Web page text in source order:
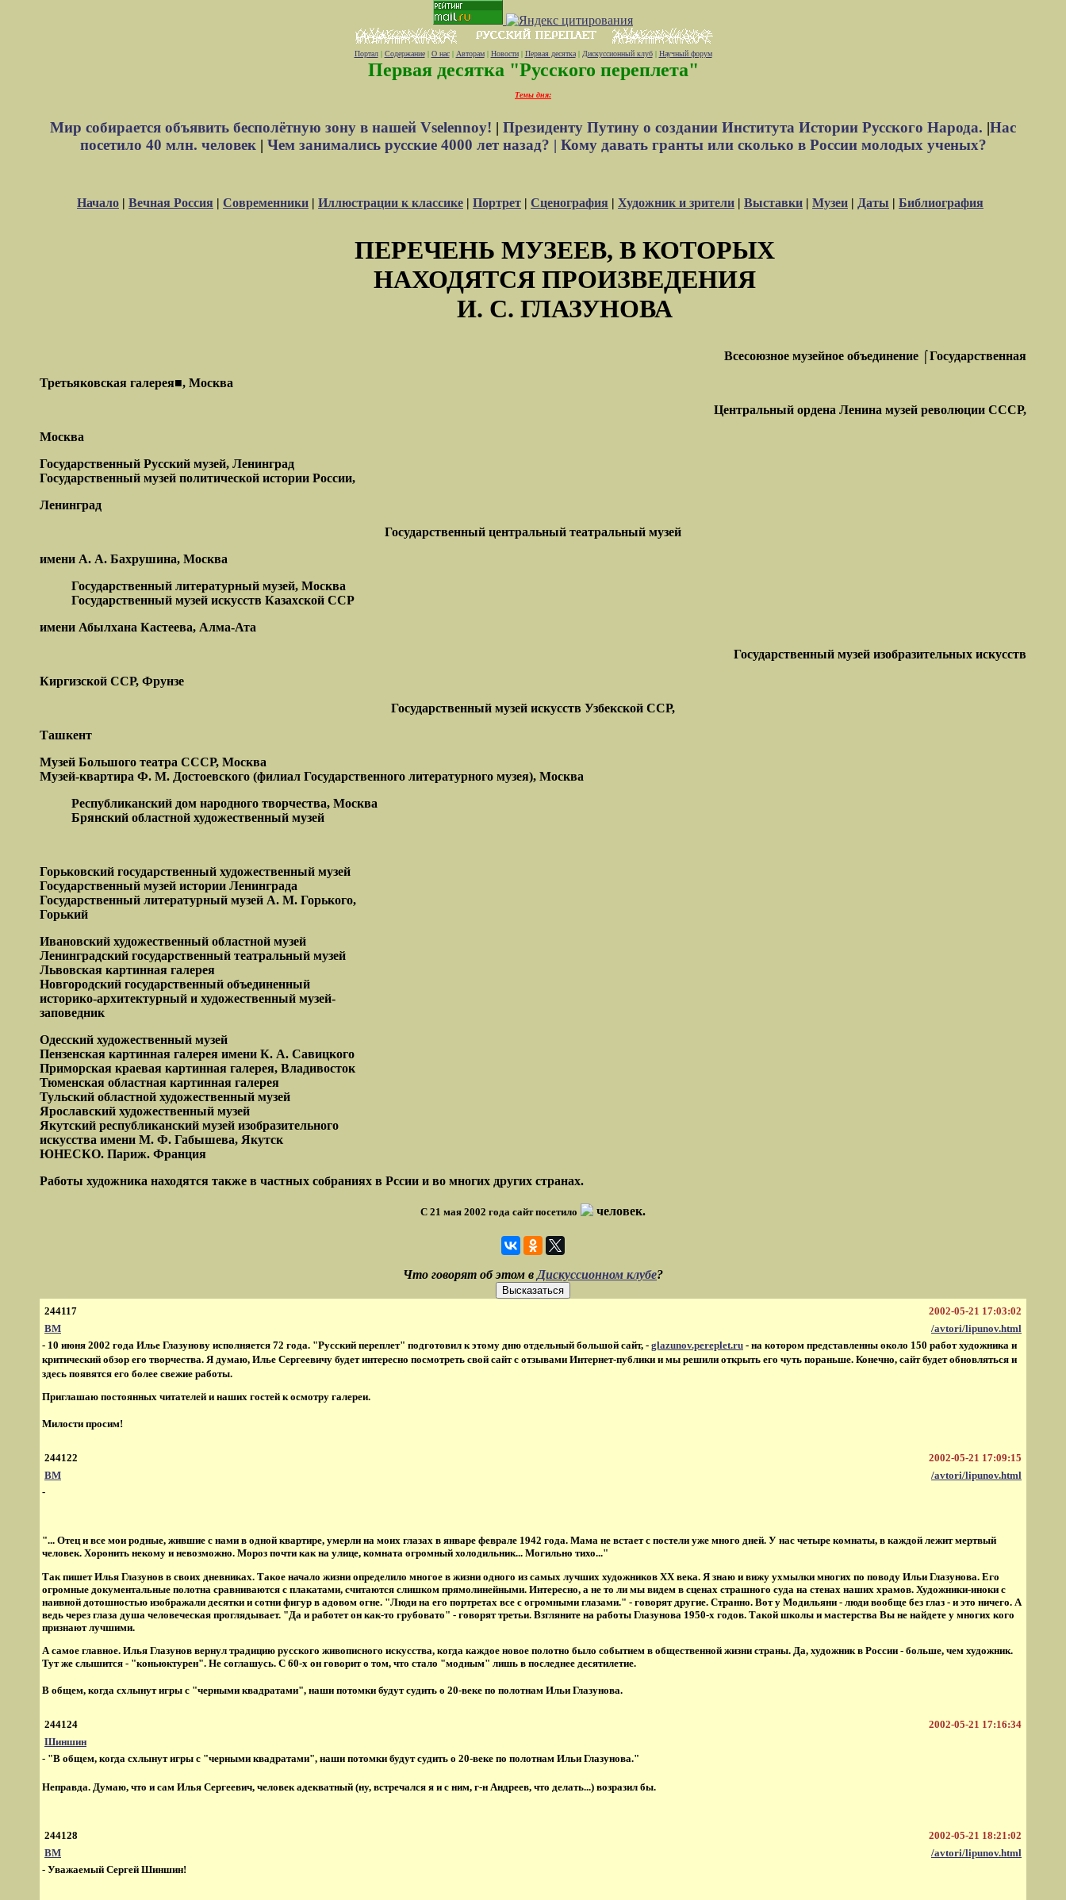
Портал| Содержание| О нас| Авторам| Новости| Первая десятка| Дискуссионный клуб| Научный форум
Первая десятка "Русского переплета"
Темы дня:
Мир собирается объявить бесполётную зону в нашей Vselennoy! | Президенту Путину о создании Института Истории Русского Народа. |Нас
посетило 40 млн. человек| Чем занимались русские 4000 лет назад? | Кому давать гранты или сколько в России молодых ученых?
Начало | Вечная Россия | Современники | Иллюстрации к классике | Портрет | Сценография | Художник и зрители | Выставки | Музеи | Даты | Библиография
ПЕРЕЧЕНЬ МУЗЕЕВ, В КОТОРЫХ
НАХОДЯТСЯ ПРОИЗВЕДЕНИЯ
И. С. ГЛАЗУНОВА
Всесоюзное музейное объединение ⌠Государственная
Третьяковская галерея■, Москва
Центральный ордена Ленина музей революции СССР,
Москва
Государственный Русский музей, Ленинград
Государственный музей политической истории России,
Ленинград
Государственный центральный театральный музей
имени А. А. Бахрушина, Москва
Государственный литературный музей, Москва
Государственный музей искусств Казахской ССР
имени Абылхана Кастеева, Алма-Ата
Государственный музей изобразительных искусств
Киргизской ССР, Фрунзе
Государственный музей искусств Узбекской ССР,
Ташкент
Музей Большого театра СССР, Москва
Музей-квартира Ф. М. Достоевского (филиал Государственного литературного музея), Москва
Республиканский дом народного творчества, Москва
Брянский областной художественный музей
Горьковский государственный художественный музей
Государственный музей истории Ленинграда
Государственный литературный музей А. М. Горького,
Горький
Ивановский художественный областной музей
Ленинградский государственный театральный музей
Львовская картинная галерея
Новгородский государственный объединенный
историко-архитектурный и художественный музей-
заповедник
Одесский художественный музей
Пензенская картинная галерея имени К. А. Савицкого
Приморская краевая картинная галерея, Владивосток
Тюменская областная картинная галерея
Тульский областной художественный музей
Ярославский художественный музей
Якутский республиканский музей изобразительного
искусства имени М. Ф. Габышева, Якутск
ЮНЕСКО. Париж. Франция
Работы художника находятся также в частных собраниях в Рссии и во многих других странах.
С 21 мая 2002 года сайт посетило человек.
Что говорят об этом в Дискуссионном клубе?
244117
2002-05-21 17:03:02
ВМ
/avtori/lipunov.html
- 10 июня 2002 года Илье Глазунову исполняется 72 года. "Русский переплет" подготовил к этому дню отдельный большой сайт, - glazunov.pereplet.ru - на котором представленны около 150 работ художника и
критический обзор его творчества. Я думаю, Илье Сергеевичу будет интересно посмотреть свой сайт с отзывами Интернет-публики и мы решили открыть его чуть пораньше. Конечно, сайт будет обновляться и
здесь появятся его более свежие работы.
Приглашаю постоянных читателей и наших гостей к осмотру галереи.
Милости просим!
244122
2002-05-21 17:09:15
ВМ
/avtori/lipunov.html
-
"... Отец и все мои родные, жившие с нами в одной квартире, умерли на моих глазах в январе феврале 1942 года. Мама не встает с постели уже много дней. У нас четыре комнаты, в каждой лежит мертвый
человек. Хоронить некому и невозможно. Мороз почти как на улице, комната огромный холодильник... Могильно тихо..."
Так пишет Илья Глазунов в своих дневниках. Такое начало жизни определило многое в жизни одного из самых лучших художников XX века. Я знаю и вижу ухмылки многих по поводу Ильи Глазунова. Его
огромные документальные полотна сравниваются с плакатами, считаются слишком прямолинейными. Интересно, а не то ли мы видем в сценах страшного суда на стенах наших храмов. Художники-иноки с
наивной дотошностью изображали десятки и сотни фигур в адовом огне. "Люди на его портретах все с огромными глазами." - говорят другие. Странно. Вот у Модильяни - люди вообще без глаз - и это ничего. А
ведь через глаза душа человеческая проглядывает. "Да и работет он как-то грубовато" - говорят третьи. Взгляните на работы Глазунова 1950-х годов. Такой школы и мастерства Вы не найдете у многих кого
признают лучшими.
А самое главное. Илья Глазунов вернул традицию русского живописного искусства, когда каждое новое полотно было событием в общественной жизни страны. Да, художник в России - больше, чем художник.
Тут же слышится - "коньюктурен". Не соглашусь. С 60-х он говорит о том, что стало "модным" лишь в последнее десятилетие.
В общем, когда схлынут игры с "черными квадратами", наши потомки будут судить о 20-веке по полотнам Ильи Глазунова.
244124
2002-05-21 17:16:34
Шиншин
- "В общем, когда схлынут игры с "черными квадратами", наши потомки будут судить о 20-веке по полотнам Ильи Глазунова."
Неправда. Думаю, что и сам Илья Сергеевич, человек адекватный (ну, встречался я и с ним, г-н Андреев, что делать...) возразил бы.
244128
2002-05-21 18:21:02
ВМ
/avtori/lipunov.html
- Уважаемый Сергей Шиншин!